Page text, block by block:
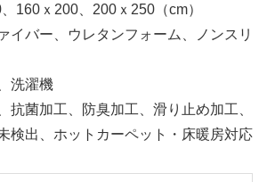
160ｘ200、200ｘ250（cm）
イバー、ウレタンフォーム、ノンスリ
洗濯機
抗菌加工、防臭加工、滑り止め加工、
検出、ホットカーペット・床暖房対応